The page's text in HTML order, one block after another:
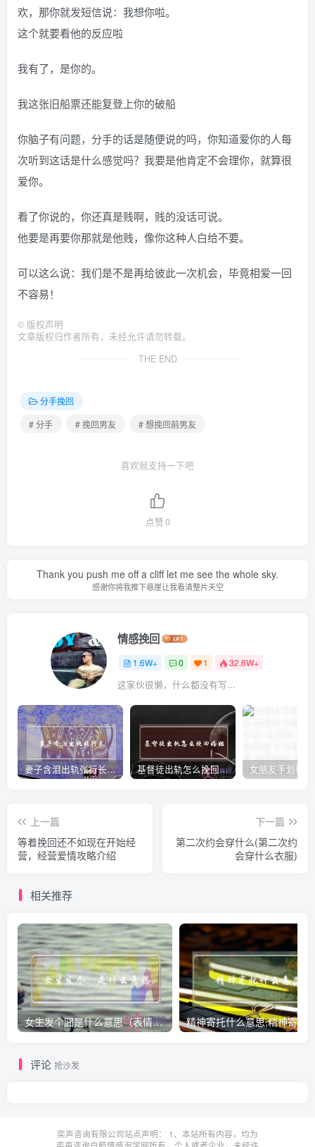
欢，那你就发短信说：我想你啦。
这个就要看他的反应啦
我有了，是你的。
我这张旧船票还能复登上你的破船
你脑子有问题，分手的话是随便说的吗，你知道爱你的人每
次听到这话是什么感觉吗？我要是他肯定不会理你，就算很
爱你。
看了你说的，你还真是贱啊，贱的没话可说。
他要是再要你那就是他贱，像你这种人白给不要。
可以这么说：我们是不是再给彼此一次机会，毕竟相爱一回
不容易！
© 版权声明
文章版权归作者所有，未经允许请勿转载。
THE END
分手挽回
# 分手
# 挽回男友 # 想挽回前男友
喜欢就支持一下吧
点赞0
Thank you push me off a cliff let me see the whole sky.
感谢你将我推下悬崖让我看清整片天空
情感挽回
1.6W+ 0 1 32.6W+
这家伙很懒，什么都没有写...
妻子含泪出轨张行长 她说全都是因为家中 基督徒出轨怎么挽回婚姻(基督徒面对出轨婚姻)
上一篇
等着挽回还不如现在开始经
营，经营爱情攻略介绍
下一篇
第二次约会穿什么(第二次约
会穿什么衣服)
相关推荐
女生发个囧是什么意思（表情囧的含义）
评论 抢沙发
奕声咨询有限公司站点声明： 1、本站所有内容，均为